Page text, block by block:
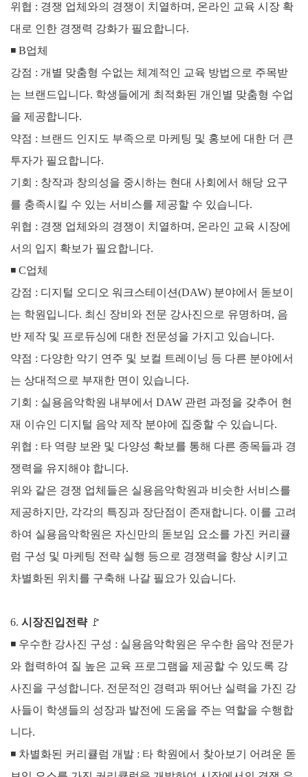
위협 : 경쟁 업체와의 경쟁이 치열하며, 온라인 교육 시장 확
대로 인한 경쟁력 강화가 필요합니다.
◾ B업체
강점 : 개별 맞춤형 수없는 체계적인 교육 방법으로 주목받
는 브랜드입니다. 학생들에게 최적화된 개인별 맞춤형 수업
을 제공합니다.
약점 : 브랜드 인지도 부족으로 마케팅 및 홍보에 대한 더 큰
투자가 필요합니다.
기회 : 창작과 창의성을 중시하는 현대 사회에서 해당 요구
를 충족시킬 수 있는 서비스를 제공할 수 있습니다.
위협 : 경쟁 업체와의 경쟁이 치열하며, 온라인 교육 시장에
서의 입지 확보가 필요합니다.
◾ C업체
강점 : 디지털 오디오 워크스테이션(DAW) 분야에서 돋보이
는 학원입니다. 최신 장비와 전문 강사진으로 유명하며, 음
반 제작 및 프로듀싱에 대한 전문성을 가지고 있습니다.
약점 : 다양한 악기 연주 및 보컬 트레이닝 등 다른 분야에서
는 상대적으로 부재한 면이 있습니다.
기회 : 실용음악학원 내부에서 DAW 관련 과정을 갖추어 현
재 이슈인 디지털 음악 제작 분야에 집중할 수 있습니다.
위협 : 타 역량 보완 및 다양성 확보를 통해 다른 종목들과 경
쟁력을 유지해야 합니다.
위와 같은 경쟁 업체들은 실용음악학원과 비슷한 서비스를
제공하지만, 각각의 특징과 장단점이 존재합니다. 이를 고려
하여 실용음악학원은 자신만의 돋보임 요소를 가진 커리큘
럼 구성 및 마케팅 전략 실행 등으로 경쟁력을 향상 시키고
차별화된 위치를 구축해 나갈 필요가 있습니다.
6. 시장진입전략 🚩
◾ 우수한 강사진 구성 : 실용음악학원은 우수한 음악 전문가
와 협력하여 질 높은 교육 프로그램을 제공할 수 있도록 강
사진을 구성합니다. 전문적인 경력과 뛰어난 실력을 가진 강
사들이 학생들의 성장과 발전에 도움을 주는 역할을 수행합
니다.
◾ 차별화된 커리큘럼 개발 : 타 학원에서 찾아보기 어려운 돋